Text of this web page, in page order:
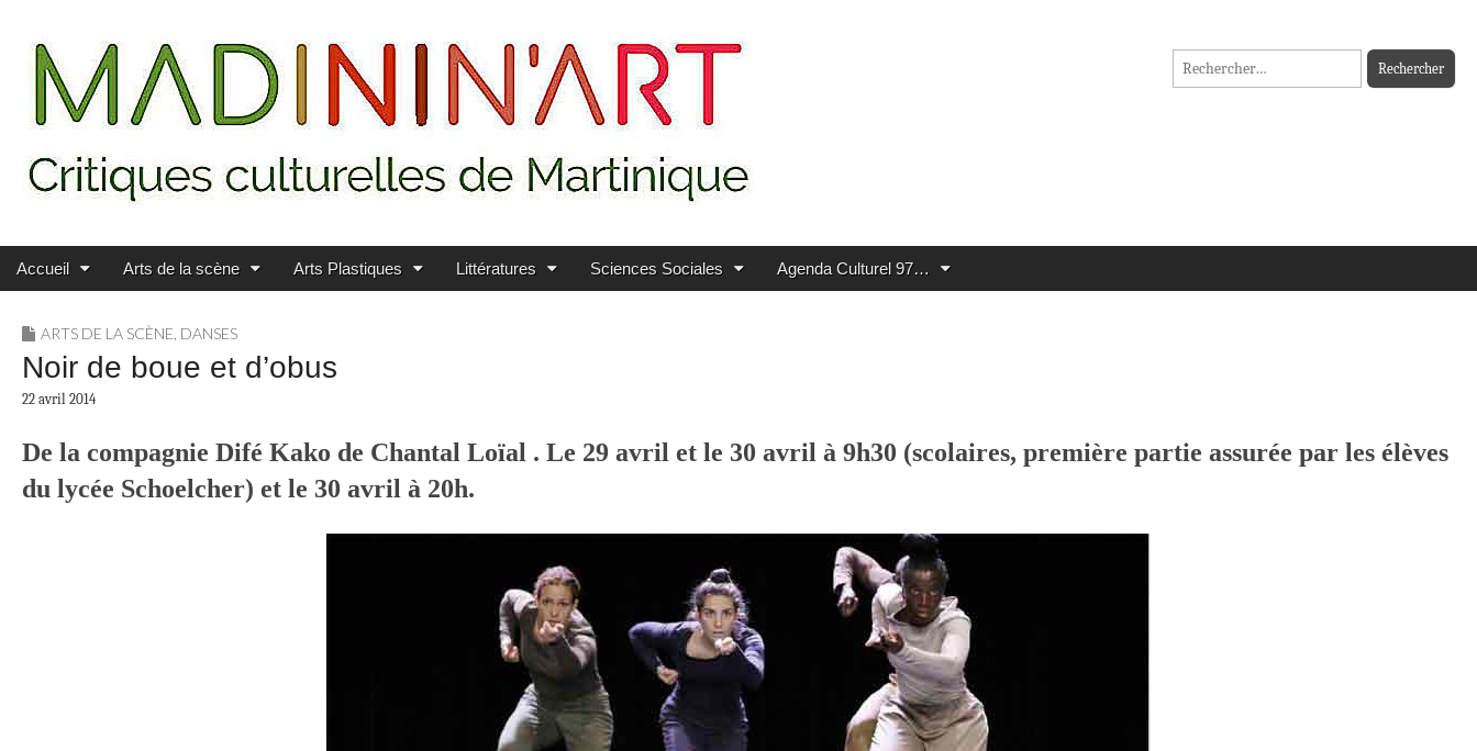
MADININ'ART
Rechercher :
Main menu
Skip to content
Accueil Arts de la scène Arts Plastiques Littératures Sciences Sociales Agenda Culturel 97…
ARTS DE LA SCÈNE DANSES
Noir de boue et d’obus
22 avril 2014
De la compagnie Difé Kako de Chantal Loïal . Le 29 avril et le 30 avril à 9h30 (scolaires, première partie assurée par les élèves
du lycée Schoelcher) et le 30 avril à 20h.